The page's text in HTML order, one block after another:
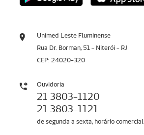
Unimed Leste Fluminense
Rua Dr. Borman, 51 - Niterói - RJ
CEP: 24020-320
Ouvidoria
21 3803-1120
21 3803-1121
de segunda a sexta, horário comercial